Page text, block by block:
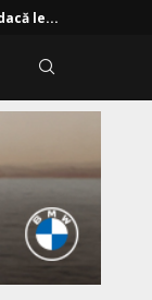
le...